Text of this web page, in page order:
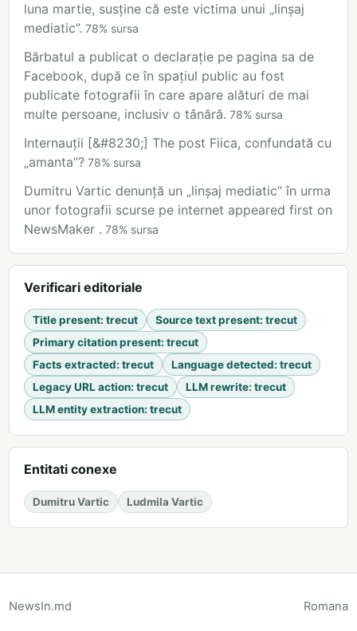
luna martie, susține că este victima unui „linșaj
mediatic”. 78% sursa
Bărbatul a publicat o declarație pe pagina sa de
Facebook, după ce în spațiul public au fost
publicate fotografii în care apare alături de mai
multe persoane, inclusiv o tânără. 78% sursa
Internauții [&#8230;] The post Fiica, confundată cu
„amanta”? 78% sursa
Dumitru Vartic denunță un „linșaj mediatic” în urma
unor fotografii scurse pe internet appeared first on
NewsMaker . 78% sursa
Verificari editoriale
Title present: trecut Source text present: trecut
Primary citation present: trecut
Facts extracted: trecut Language detected: trecut
Legacy URL action: trecut LLM rewrite: trecut
LLM entity extraction: trecut
Entitati conexe
Dumitru Vartic Ludmila Vartic
NewsIn.md Romana